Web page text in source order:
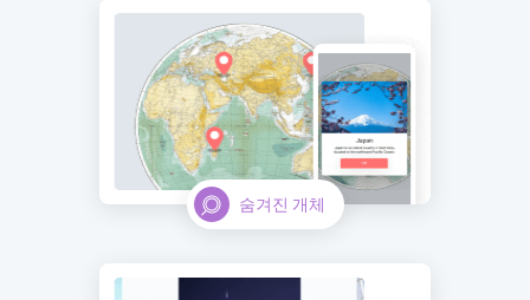
숨겨진 개체